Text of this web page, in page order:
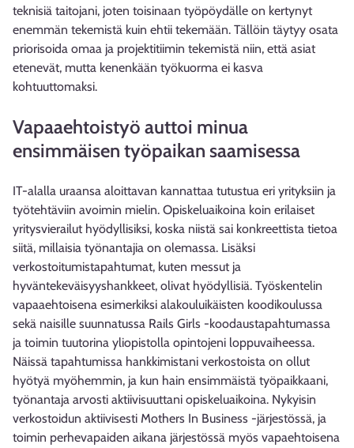
teknisiä taitojani, joten toisinaan työpöydälle on kertynyt
enemmän tekemistä kuin ehtii tekemään. Tällöin täytyy osata
priorisoida omaa ja projektitiimin tekemistä niin, että asiat
etenevät, mutta kenenkään työkuorma ei kasva
kohtuuttomaksi.
Vapaaehtoistyö auttoi minua
ensimmäisen työpaikan saamisessa
IT-alalla uraansa aloittavan kannattaa tutustua eri yrityksiin ja
työtehtäviin avoimin mielin. Opiskeluaikoina koin erilaiset
yritysvierailut hyödyllisiksi, koska niistä sai konkreettista tietoa
siitä, millaisia työnantajia on olemassa. Lisäksi
verkostoitumistapahtumat, kuten messut ja
hyväntekeväisyyshankkeet, olivat hyödyllisiä. Työskentelin
vapaaehtoisena esimerkiksi alakouluikäisten koodikoulussa
sekä naisille suunnatussa Rails Girls -koodaustapahtumassa
ja toimin tuutorina yliopistolla opintojeni loppuvaiheessa.
Näissä tapahtumissa hankkimistani verkostoista on ollut
hyötyä myöhemmin, ja kun hain ensimmäistä työpaikkaani,
työnantaja arvosti aktiivisuuttani opiskeluaikoina. Nykyisin
verkostoidun aktiivisesti Mothers In Business -järjestössä, ja
toimin perhevapaiden aikana järjestössä myös vapaehtoisena